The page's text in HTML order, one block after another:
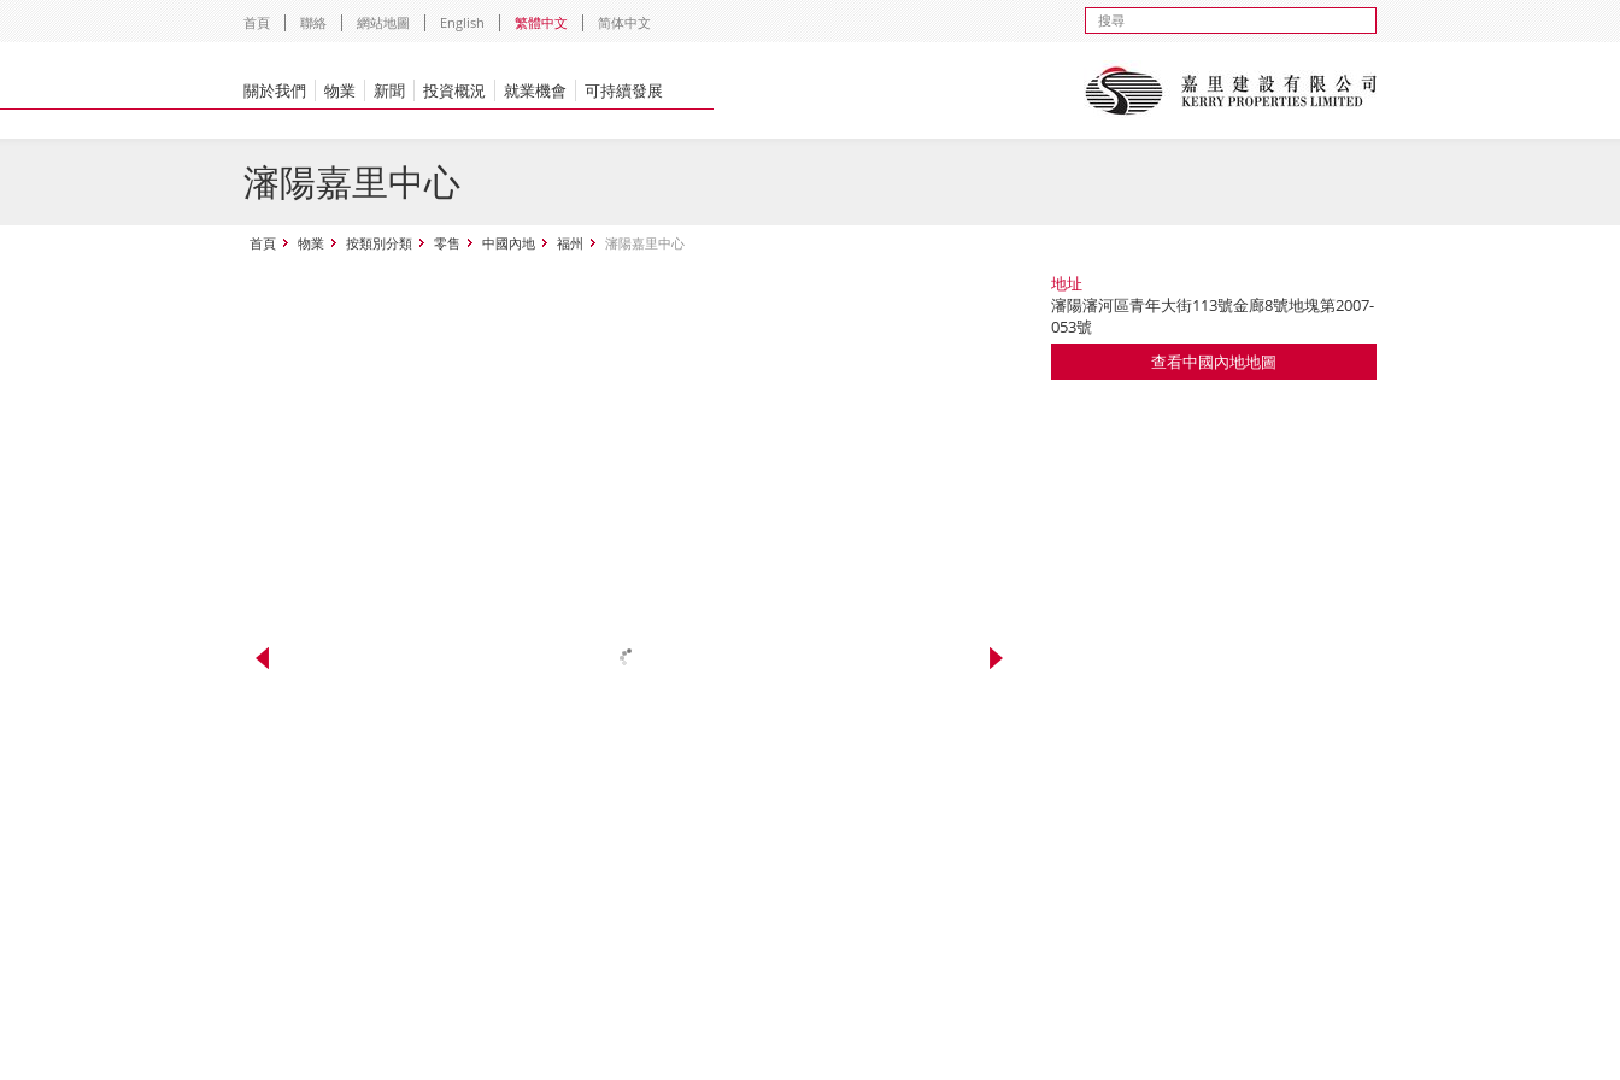
首頁 聯絡 網站地圖 English 繁體中文 简体中文
關於我們 物業 新聞 投資概況 就業機會 可持續發展
瀋陽嘉里中心
首頁 物業 按類別分類 零售 中國內地 福州 瀋陽嘉里中心
地址
瀋陽瀋河區青年大街113號金廊8號地塊第2007-
053號
查看中國內地地圖